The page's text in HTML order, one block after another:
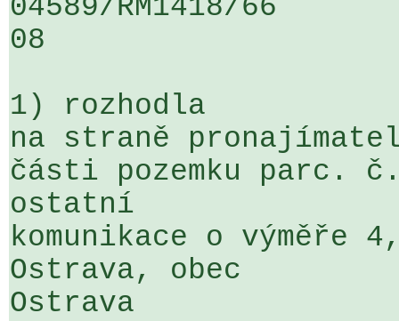
04589/RM1418/
08
1) rozhodla
na straně
části pozemku parc.
ostatní
komunikace o výměře
Ostrava, obec
Ostrava